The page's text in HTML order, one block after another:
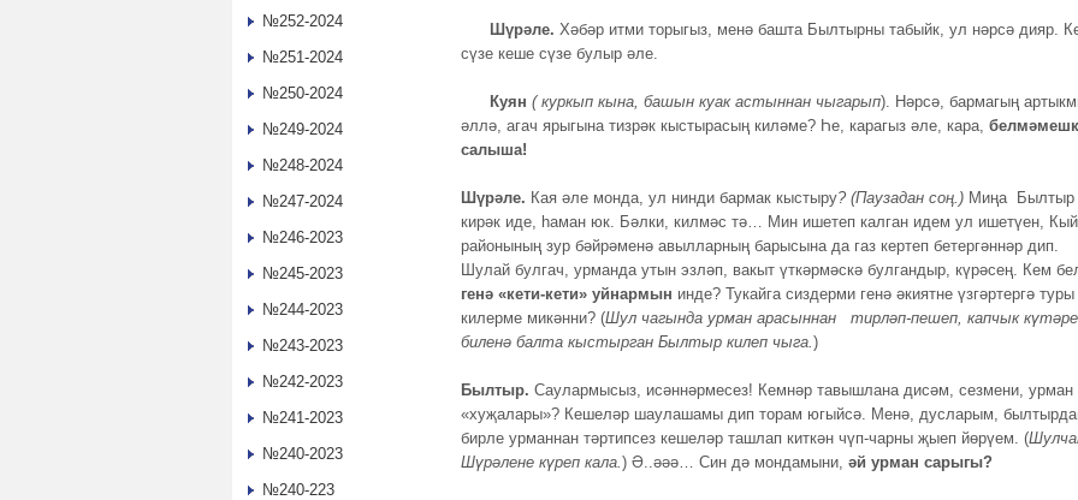
Шүрәле. Хәбәр итми торыгыз, менә башта Былтырны табыйк, ул нәрсә дияр.
сүзе кеше сүзе булыр әле.
Куян ( куркып кына, башын куак астыннан чыгарып). Нәрсә, бармагың
әллә, агач ярыгына тизрәк кыстырасың киләме? Һе, карагыз әле, кара,
салыша!
Шүрәле. Кая әле монда, ул нинди бармак кыстыру? (Паузадан соң.) Миңа Былтыр
кирәк иде, һаман юк. Бәлки, килмәс тә… Мин ишетеп калган идем ул ишетүен,
районының зур бәйрәменә авылларның барысына да газ кертеп бетергәннәр дип.
Шулай булгач, урманда утын эзләп, вакыт үткәрмәскә булгандыр, күрәсең. Кем
генә «кети-кети» уйнармын инде? Тукайга сиздерми генә әкиятне үзгәртергә туры
килерме микәнни? (Шул чагында урман арасыннан тирләп-пешеп, капчык
биленә балта кыстырган Былтыр килеп чыга.)
Былтыр. Саулармысыз, исәннәрмесез! Кемнәр тавышлана дисәм, сезмени, урман
«хуҗалары»? Кешеләр шаулашамы дип торам югыйсә. Менә, дусларым,
бирле урманнан тәртипсез кешеләр ташлап киткән чүп-чарны җыеп йөрүем. (
Шүрәлене күреп кала.) Ә..әәә… Син дә мондамыни, әй урман сарыгы?
№252-2024
№251-2024
№250-2024
№249-2024
№248-2024
№247-2024
№246-2023
№245-2023
№244-2023
№243-2023
№242-2023
№241-2023
№240-2023
№240-223